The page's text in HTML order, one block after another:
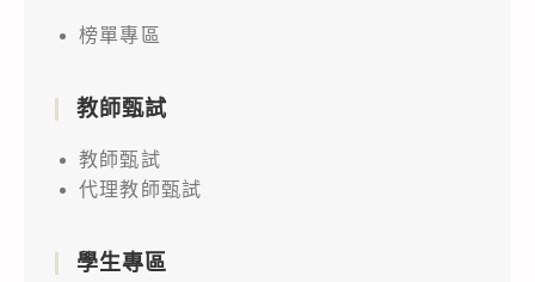
榜單專區
教師甄試
教師甄試
代理教師甄試
學生專區